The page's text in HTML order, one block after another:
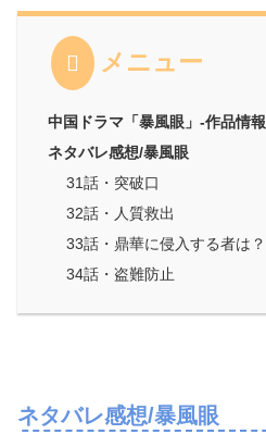
メニュー
中国ドラマ「暴風眼」-作品情報
ネタバレ感想/暴風眼
31話・突破口
32話・人質救出
33話・鼎華に侵入する者は？
34話・盗難防止
ネタバレ感想/暴風眼